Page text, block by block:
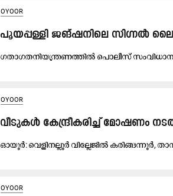
OYOOR
പൂയപ്പള്ളി ജങ്ഷനിലെ സിഗ്നൽ
ഗ​താ​ഗ​ത​നി​യ​ന്ത്ര​ണ​ത്തി​ൽ പൊ​ലീ​സ്
OYOOR
വീടുകൾ കേന്ദ്രീകരിച്ച് മോഷണം
ഓ​യൂ​ർ: വെ​ളി​ന​ല്ലൂ​ർ വി​ല്ലേ​ജി​ൽ ക​രി​ങ്ങ​ന്നൂ​ർ,
OYOOR